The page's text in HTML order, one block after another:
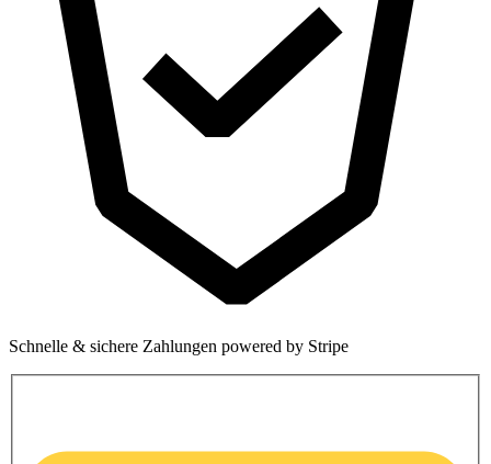
Schnelle & sichere Zahlungen powered by Stripe